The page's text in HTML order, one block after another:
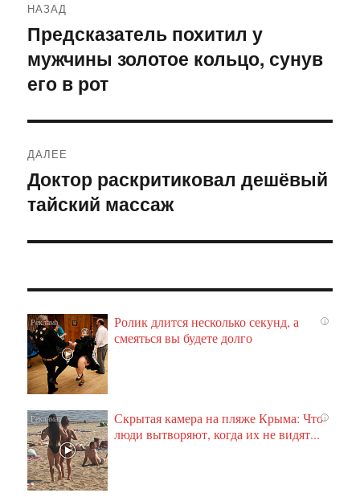
по
записям
НАЗАД
Предыдущая
запись:
Предсказатель похитил у
мужчины золотое кольцо, сунув
его в рот
ДАЛЕЕ
Следующая
запись:
Доктор раскритиковал дешёвый
тайский массаж
i
Ролик длится несколько секунд, а
смеяться вы будете долго
i
Скрытая камера на пляже Крыма: Что
люди вытворяют, когда их не видят...